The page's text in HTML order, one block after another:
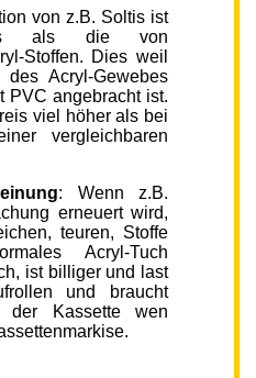
von z.B. Soltis ist
als die von
Stoffen. Dies weil
Acryl-Gewebes
PVC angebracht ist.
viel höher als bei
vergleichbaren
: Wenn z.B.
erneuert wird,
teuren, Stoffe
Acryl-Tuch
ist billiger und last
und braucht
Kassette wen